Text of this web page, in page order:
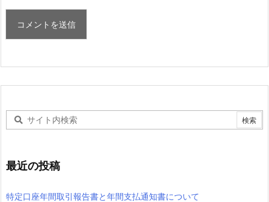
最近の投稿
特定口座年間取引報告書と年間支払通知書について